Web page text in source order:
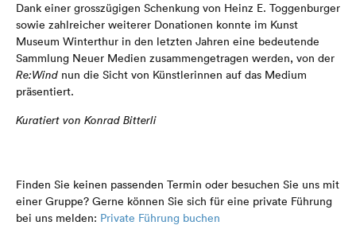
Dank einer grosszügigen Schenkung von Heinz E. Toggenburger
sowie zahlreicher weiterer Donationen konnte im Kunst
Museum Winterthur in den letzten Jahren eine bedeutende
Sammlung Neuer Medien zusammengetragen werden, von der
Re:Wind nun die Sicht von Künstlerinnen auf das Medium
präsentiert.
Kuratiert von Konrad Bitterli
Finden Sie keinen passenden Termin oder besuchen Sie uns mit
einer Gruppe? Gerne können Sie sich für eine private Führung
bei uns melden: Private Führung buchen